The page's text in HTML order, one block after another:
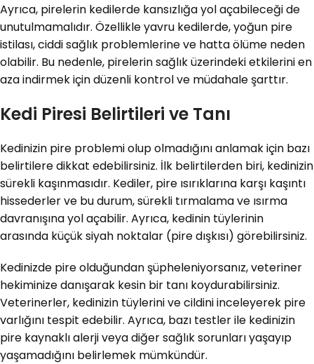
Ayrıca, pirelerin kedilerde kansızlığa yol açabileceği de
unutulmamalıdır. Özellikle yavru kedilerde, yoğun pire
istilası, ciddi sağlık problemlerine ve hatta ölüme neden
olabilir. Bu nedenle, pirelerin sağlık üzerindeki etkilerini en
aza indirmek için düzenli kontrol ve müdahale şarttır.
Kedi Piresi Belirtileri ve Tanı
Kedinizin pire problemi olup olmadığını anlamak için bazı
belirtilere dikkat edebilirsiniz. İlk belirtilerden biri, kedinizin
sürekli kaşınmasıdır. Kediler, pire ısırıklarına karşı kaşıntı
hissederler ve bu durum, sürekli tırmalama ve ısırma
davranışına yol açabilir. Ayrıca, kedinin tüylerinin
arasında küçük siyah noktalar (pire dışkısı) görebilirsiniz.
Kedinizde pire olduğundan şüpheleniyorsanız, veteriner
hekiminize danışarak kesin bir tanı koydurabilirsiniz.
Veterinerler, kedinizin tüylerini ve cildini inceleyerek pire
varlığını tespit edebilir. Ayrıca, bazı testler ile kedinizin
pire kaynaklı alerji veya diğer sağlık sorunları yaşayıp
yaşamadığını belirlemek mümkündür.